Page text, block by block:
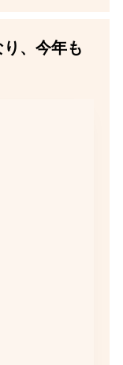
り、今年も